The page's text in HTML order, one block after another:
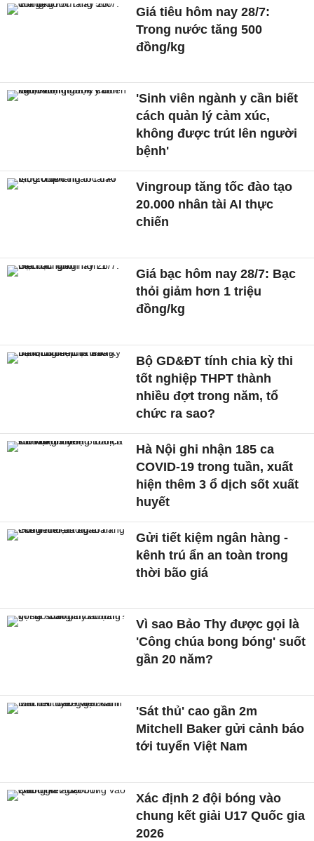
Giá tiêu hôm nay 28/7:
Trong nước tăng 500
đồng/kg
'Sinh viên ngành y cần biết
cách quản lý cảm xúc,
không được trút lên người
bệnh'
Vingroup tăng tốc đào tạo
20.000 nhân tài AI thực
chiến
Giá bạc hôm nay 28/7: Bạc
thỏi giảm hơn 1 triệu
đồng/kg
Bộ GD&ĐT tính chia kỳ thi
tốt nghiệp THPT thành
nhiều đợt trong năm, tổ
chức ra sao?
Hà Nội ghi nhận 185 ca
COVID-19 trong tuần, xuất
hiện thêm 3 ổ dịch sốt xuất
huyết
Gửi tiết kiệm ngân hàng -
kênh trú ẩn an toàn trong
thời bão giá
Vì sao Bảo Thy được gọi là
'Công chúa bong bóng' suốt
gần 20 năm?
'Sát thủ' cao gần 2m
Mitchell Baker gửi cảnh báo
tới tuyển Việt Nam
Xác định 2 đội bóng vào
chung kết giải U17 Quốc gia
2026